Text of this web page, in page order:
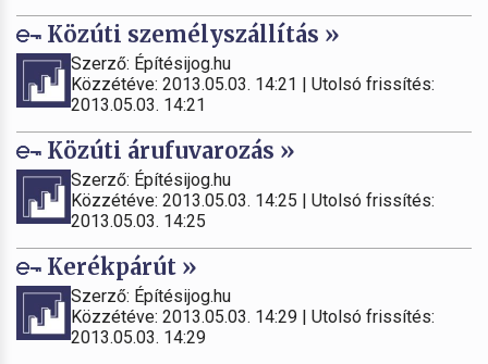
Közúti személyszállítás »
Szerző: Építésijog.hu
Közzétéve: 2013.05.03. 14:21 | Utolsó frissítés:
2013.05.03. 14:21
Közúti árufuvarozás »
Szerző: Építésijog.hu
Közzétéve: 2013.05.03. 14:25 | Utolsó frissítés:
2013.05.03. 14:25
Kerékpárút »
Szerző: Építésijog.hu
Közzétéve: 2013.05.03. 14:29 | Utolsó frissítés:
2013.05.03. 14:29